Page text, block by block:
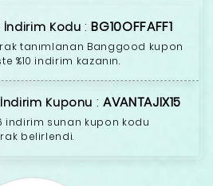
İndirim Kodu :BG10OFFAFF1
tanımlanan Banggood kupon
%10 indirim kazanın.
Kuponu :AVANTAJIX15
indirim sunan kupon kodu
belirlendi.